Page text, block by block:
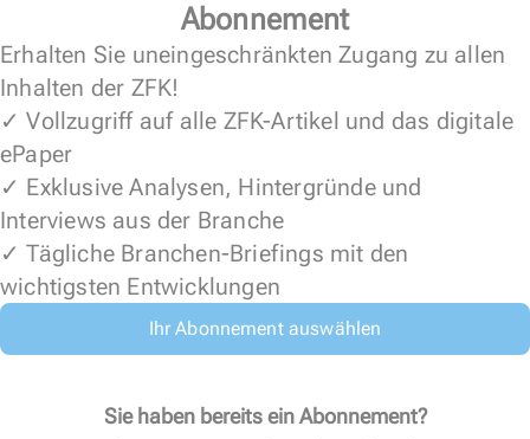
Abonnement
Erhalten Sie uneingeschränkten Zugang zu allen
Inhalten der ZFK!
✓ Vollzugriff auf alle ZFK-Artikel und das digitale
ePaper
✓ Exklusive Analysen, Hintergründe und
Interviews aus der Branche
✓ Tägliche Branchen-Briefings mit den
wichtigsten Entwicklungen
Ihr Abonnement auswählen
Sie haben bereits ein Abonnement?